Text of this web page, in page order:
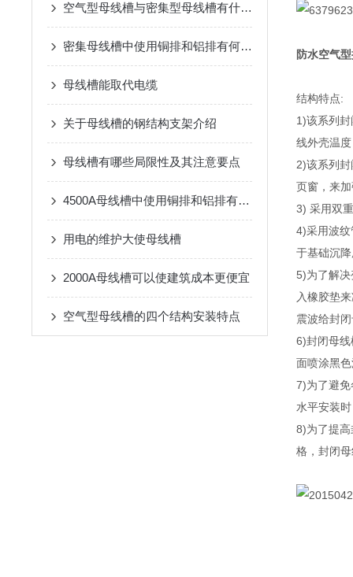
空气型母线槽与密集型母线槽有什么区别？
密集母线槽中使用铜排和铝排有何不同
母线槽能取代电缆
关于母线槽的钢结构支架介绍
母线槽有哪些局限性及其注意要点
4500A母线槽中使用铜排和铝排有何不同
用电的维护大使母线槽
2000A母线槽可以使建筑成本更便宜
空气型母线槽的四个结构安装特点
防水空气
结构特点:
1)该系列
线外壳温
2)该系列
页窗，来
3) 采用双
4)采用波
于基础沉
5)为了解
入橡胶垫
震波给封
6)封闭母
面喷涂黑
7)为了避
水平安装
8)为了提
格，封闭